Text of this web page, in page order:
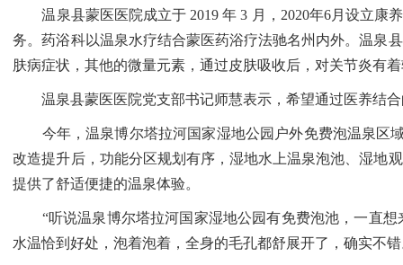
温泉县蒙医医院成立于 2019 年 3 月，2020年6月设立康
务。药浴科以温泉水疗结合蒙医药浴疗法驰名州内外。温泉
肤病症状，其他的微量元素，通过皮肤吸收后，对关节炎有
温泉县蒙医医院党支部书记师慧表示，希望通过医养结合
今年，温泉博尔塔拉河国家湿地公园户外免费泡温泉区域
改造提升后，功能分区规划有序，湿地水上温泉泡池、湿地
提供了舒适便捷的温泉体验。
“听说温泉博尔塔拉河国家湿地公园有免费泡池，一直想
水温恰到好处，泡着泡着，全身的毛孔都舒展开了，确实不